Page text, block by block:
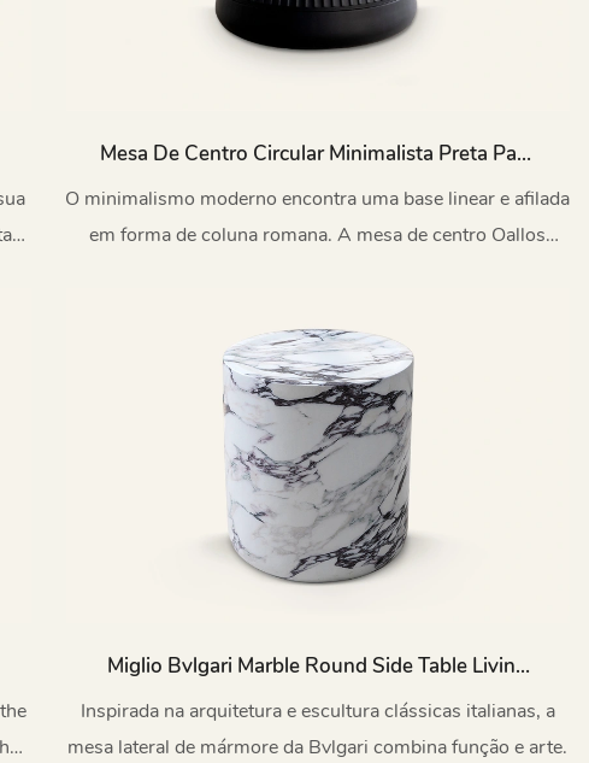
Mesa De Centro Circular Minimalista Preta Para
Exterior Oallos TC1259
O minimalismo moderno encontra uma base linear e afilada
em forma de coluna romana. A mesa de centro Oallos
Miglio Bvlgari Marble Round Side Table Living
Room TC1177
Inspirada na arquitetura e escultura clássicas italianas, a
mesa lateral de mármore da Bvlgari combina função e arte.